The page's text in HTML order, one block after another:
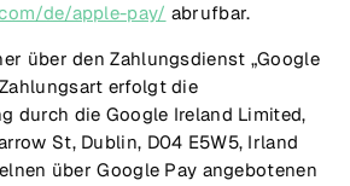
de/apple-pay/ abrufbar.
über den Zahlungsdienst „Google
erfolgt die
durch die Google Ireland Limited,
St, Dublin, D04 E5W5, Irland
über Google Pay angebotenen